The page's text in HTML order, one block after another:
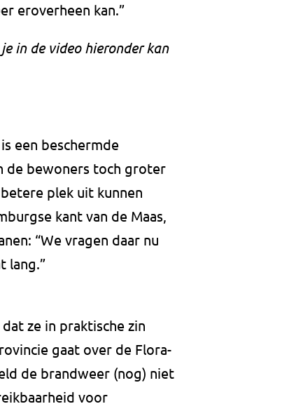
eroverheen kan.”
in de video hieronder kan
een beschermde
de bewoners toch groter
plek uit kunnen
kant van de Maas,
“We vragen daar nu
lang.”
ze in praktische zin
gaat over de Flora-
de brandweer (nog) niet
voor